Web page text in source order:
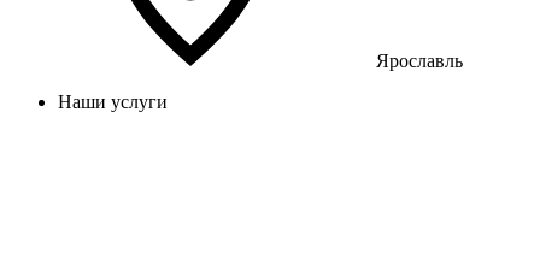
Ярославль
Наши услуги